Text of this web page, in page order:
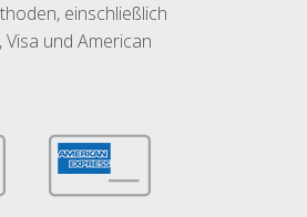
einschließlich
und American